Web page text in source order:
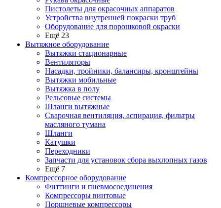
Пистолеты для окрасочных аппаратов
Устройства внутренней покраски труб
Оборудование для порошковой окраски
Ещё 23
Вытяжное оборудование
Вытяжки стационарные
Вентиляторы
Насадки, тройники, балансиры, кронштейны
Вытяжки мобильные
Вытяжка в полу
Рельсовые системы
Шланги вытяжные
Сварочная вентиляция, аспирация, фильтры
масляного тумана
Шланги
Катушки
Переходники
Запчасти для установок сбора выхлопных газов
Ещё 7
Компрессорное оборудование
Фиттинги и пневмосоединения
Компрессоры винтовые
Поршневые компрессоры